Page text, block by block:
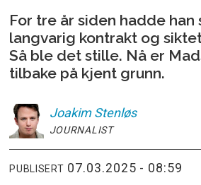
For tre år siden hadde han
langvarig kontrakt og
Så ble det stille. Nå er
tilbake på kjent grunn.
Joakim Stenløs
JOURNALIST
PUBLISERT 07.03.2025 - 08:59